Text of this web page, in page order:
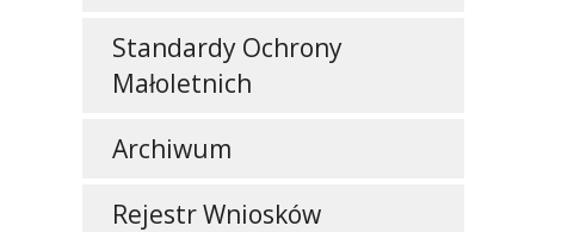
Standardy Ochrony
Małoletnich
Archiwum
Rejestr Wniosków